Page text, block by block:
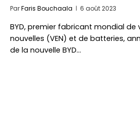
ParFaris Bouchaala 6 août 2023
BYD, premier fabricant mondial de
nouvelles (VEN) et de batteries,
de la nouvelle BYD…